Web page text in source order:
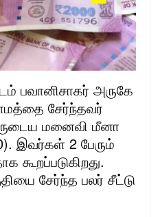
பவானிசாகர் அருகே
சேர்ந்தவர்
மனைவி மீனா
இவர்கள் 2 பேரும்
கூறப்படுகிறது.
சேர்ந்த பலர் சீட்டு